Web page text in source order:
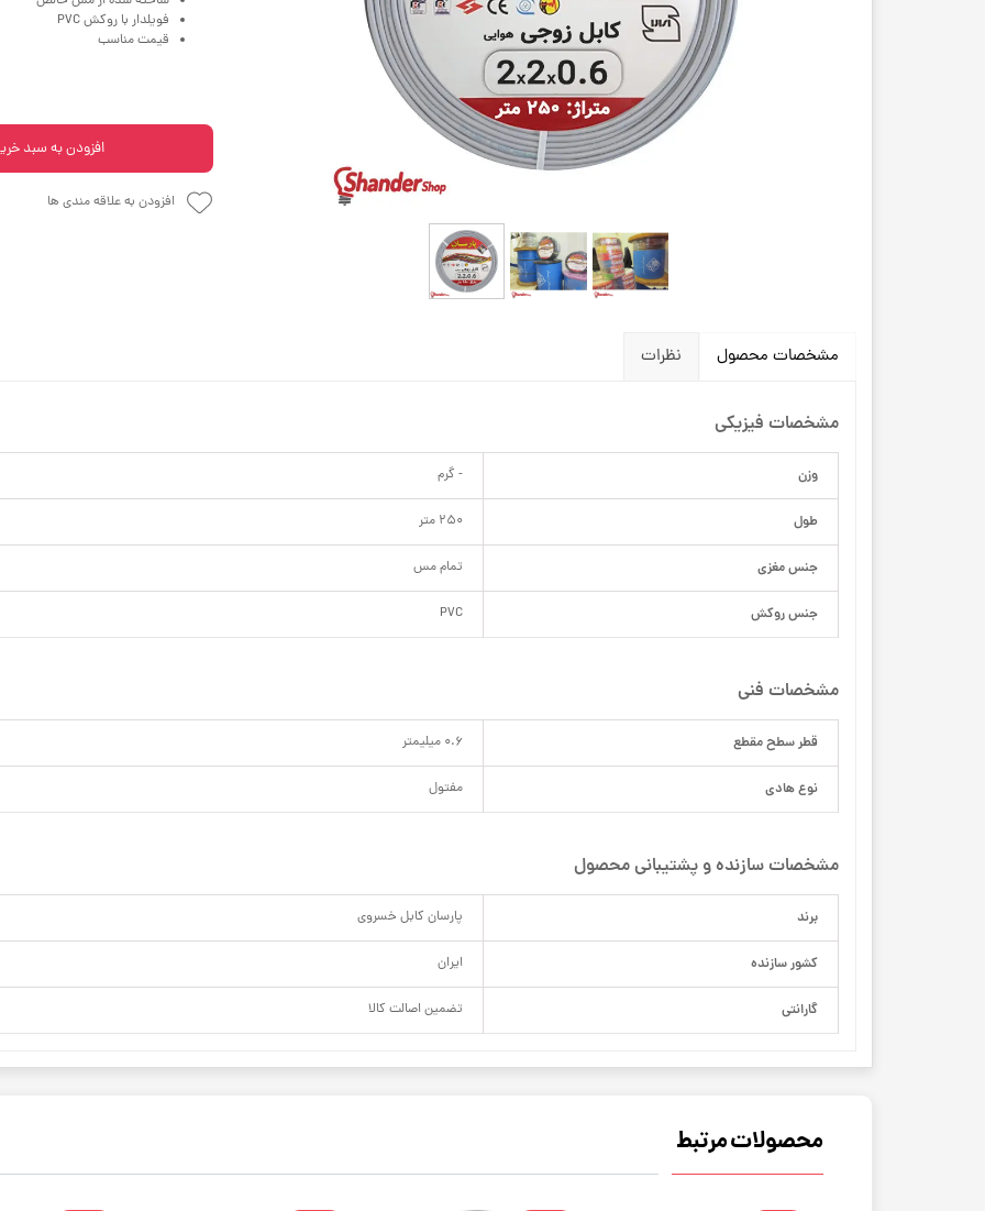
فویلدار با روکش PVC
قیمت مناسب
افزودن به سبد
افزودن به علاقه مندی ها
مشخصات محصول نظرات
مشخصات فیزیکی
وزن - گرم
طول 250 متر
جنس مغزی تمام مس
جنس روکش PVC
مشخصات فنی
قطر سطح مقطع 0.6 میلیمتر
نوع هادی مفتول
مشخصات سازنده و پشتیبانی محصول
برند پارسان کابل خسروی
کشور سازنده ایران
گارانتی تضمین اصالت کالا
محصولات مرتبط